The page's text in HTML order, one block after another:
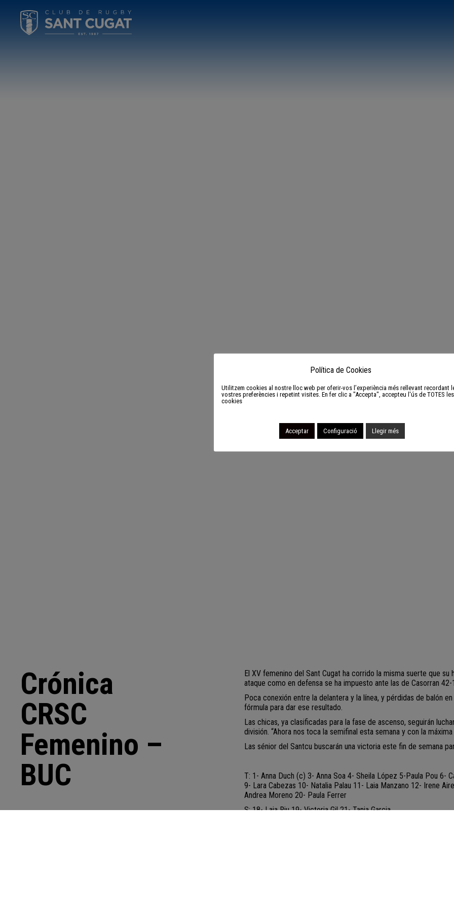
Crónica
CRSC
Femenino –
BUC
El XV femenino del Sant Cugat ha corrido la misma suerte que
ataque como en defensa se ha impuesto ante las de Casorran 42-
Poca conexión entre la delantera y la línea, y pérdidas de balón
fórmula para dar ese resultado.
Las chicas, ya clasificadas para la fase de ascenso, seguirán
división. “Ahora nos toca la semifinal esta semana y con la
Las sénior del Santcu buscarán una victoria este fin de semana
T: 1- Anna Duch (c) 3- Anna Soa 4- Sheila López 5-Paula Pou 6-
9- Lara Cabezas 10- Natalia Palau 11- Laia Manzano 12- Irene
Andrea Moreno 20- Paula Ferrer
S: 18- Laia Riu 19- Victoria Gil 21- Tania Garcia
Política de Cookies
Utilitzem cookies al nostre lloc web per oferir-vos l’experiència més rellevant recordant
vostres preferències i repetint visites. En fer clic a "Accepta", accepteu l'ús de TOTES les
cookies
Acceptar Configuració Llegir més